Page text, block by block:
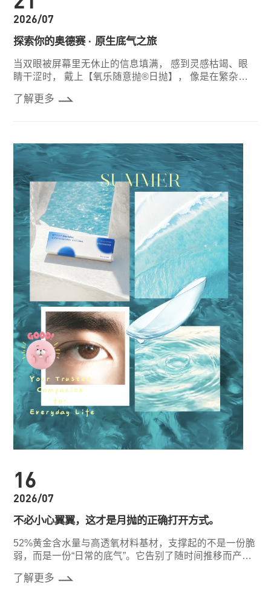
2026/07
探索你的奥德赛 · 原生底气之旅
当双眼被屏幕里无休止的信息填满， 感到灵感枯竭、眼
睛干涩时， 戴上【氧乐随意抛®日抛】， 像是在繁杂
了解更多
16
2026/07
不必小心翼翼，这才是月抛的正确打开方式。
52%黄金含水量与高透氧材料基材，支撑起的不是一份脆
弱，而是一份“日常的底气”。它告别了随时间推移而产生
了解更多